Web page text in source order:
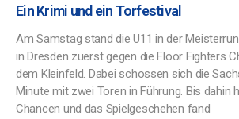
Ein Krimi und ein Torfestival
Am Samstag stand die U11 in der
in Dresden zuerst gegen die Floor Fighters
dem Kleinfeld. Dabei schossen sich die
Minute mit zwei Toren in Führung. Bis dahin
Chancen und das Spielgeschehen fand